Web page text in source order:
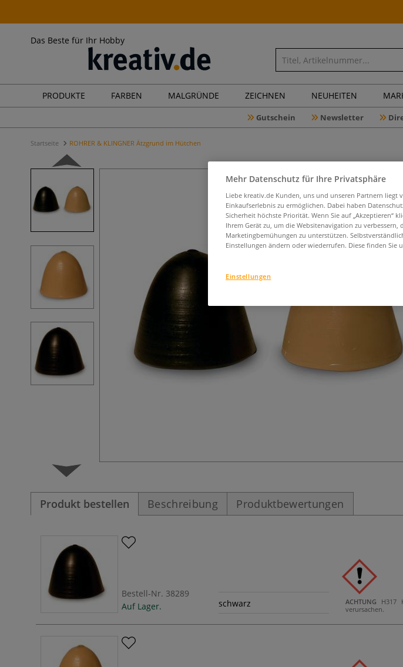
Das Beste für Ihr Hobby
PRODUKTE FARBEN MALGRÜNDE ZEICHNEN NEUHEITEN
Gutschein Newsletter
Startseite ROHRER & KLINGNER Ätzgrund im Hütchen
Produkt bestellen Beschreibung Produktbewertungen
Bestell-Nr. 38289
Auf Lager.
schwarz ACHTUNG
H317
verursachen.
Mehr Datenschutz für Ihre Privatsphäre
Liebe kreativ.de Kunden, uns und unseren Partnern liegt
Einkaufserlebnis zu ermöglichen. Dabei haben
Sicherheit höchste Priorität. Wenn Sie auf „Akzeptieren“
Ihrem Gerät zu, um die Websitenavigation zu
Marketingbemühungen zu unterstützen.
Einstellungen ändern oder wiederrufen. Diese finden Sie
Einstellungen